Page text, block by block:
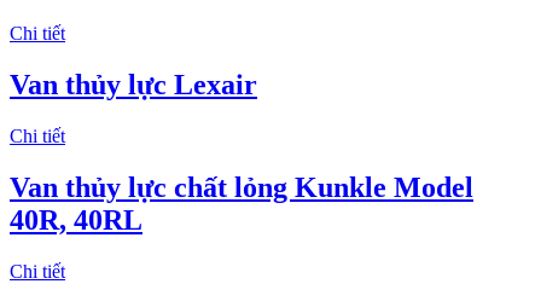
Chi tiết
Van thủy lực Lexair
Chi tiết
Van thủy lực chất lỏng Kunkle Model
40R, 40RL
Chi tiết